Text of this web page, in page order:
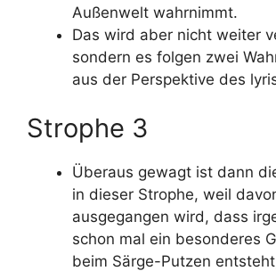
Außenwelt wahrnimmt.
Das wird aber nicht weiter
sondern es folgen zwei
aus der Perspektive des
Strophe 3
Überaus gewagt ist dann
in dieser Strophe, weil
ausgegangen wird, dass
schon mal ein besonderes
beim Särge-Putzen